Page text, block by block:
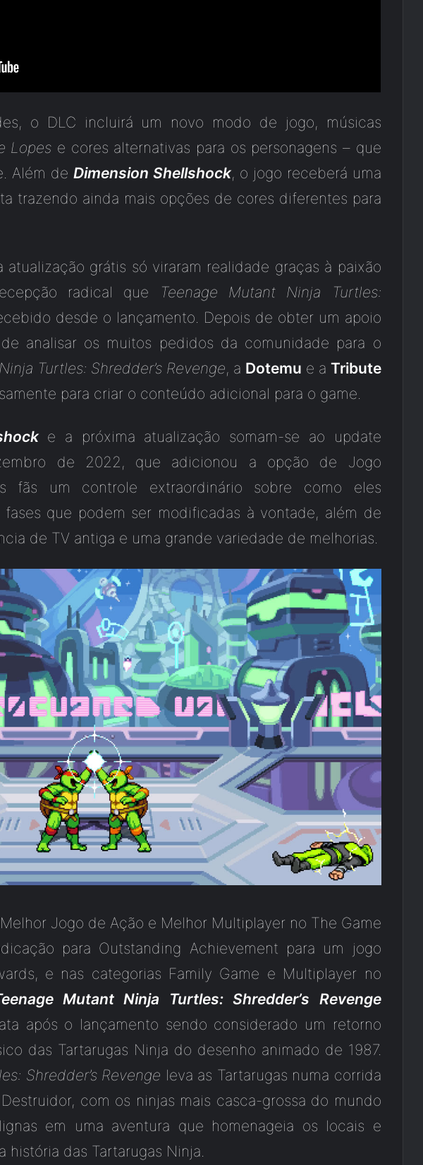
o DLC incluirá um novo modo de jogo, músicas
Lopes e cores alternativas para os personagens – que
Além de Dimension Shellshock, o jogo receberá uma
trazendo ainda mais opções de cores diferentes para
grátis só viraram realidade graças à paixão
radical que
Teenage Mutant Ninja Turtles:
desde o lançamento. Depois de obter um apoio
analisar os muitos pedidos da comunidade para o
Turtles: Shredder’s Revenge, a Dotemu e a Tribute
para criar o conteúdo adicional para o game.
e a próxima atualização somam-se ao update
de 2022, que adicionou a opção de Jogo
fãs um controle extraordinário sobre como eles
fases que podem ser modificadas à vontade, além de
de TV antiga e uma grande variedade de melhorias.
Jogo de Ação e Melhor Multiplayer no The Game
para Outstanding Achievement para um jogo
e nas categorias Family Game e Multiplayer no
Mutant Ninja Turtles: Shredder’s Revenge
após o lançamento sendo considerado um retorno
das Tartarugas Ninja do desenho animado de 1987.
Shredder’s Revenge leva as Tartarugas numa corrida
com os ninjas mais casca-grossa do mundo
em uma aventura que homenageia os locais e
das Tartarugas Ninja.